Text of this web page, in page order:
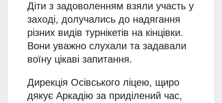
Діти з задоволенням взяли участь у
заході, долучались до надягання
різних видів турнікетів на кінцівки.
Вони уважно слухали та задавали
воїну цікаві запитання.
Дирекція Осівського ліцею, щиро
дякує Аркадію за приділений час,